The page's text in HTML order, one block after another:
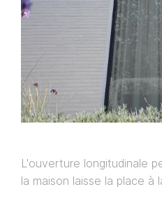
L'ouverture longitudinale
la maison laisse la place à